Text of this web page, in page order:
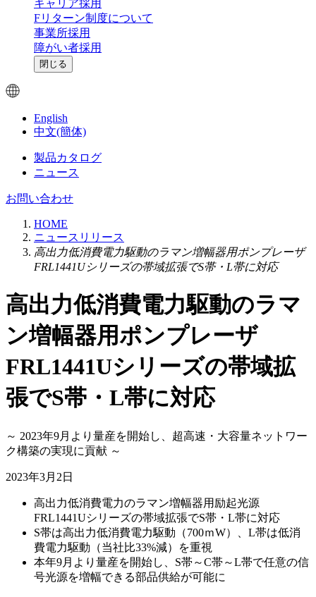
キャリア採用
Fリターン制度について
事業所採用
障がい者採用
閉じる
English
中文(簡体)
製品カタログ
ニュース
お問い合わせ
HOME
ニュースリリース
高出力低消費電力駆動のラマン増幅器用ポンプレーザ
FRL1441Uシリーズの帯域拡張でS帯・L帯に対応
高出力低消費電力駆動のラマ
ン増幅器用ポンプレーザ
FRL1441Uシリーズの帯域拡
張でS帯・L帯に対応
～ 2023年9月より量産を開始し、超高速・大容量ネットワー
ク構築の実現に貢献 ～
2023年3月2日
高出力低消費電力のラマン増幅器用励起光源
FRL1441Uシリーズの帯域拡張でS帯・L帯に対応
S帯は高出力低消費電力駆動（700ｍW）、L帯は低消
費電力駆動（当社比33%減）を重視
本年9月より量産を開始し、S帯～C帯～L帯で任意の信
号光源を増幅できる部品供給が可能に